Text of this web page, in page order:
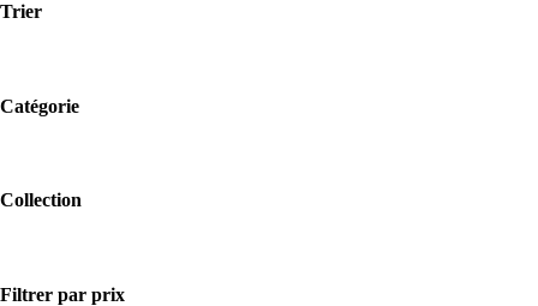
Trier
Catégorie
Collection
Filtrer par prix